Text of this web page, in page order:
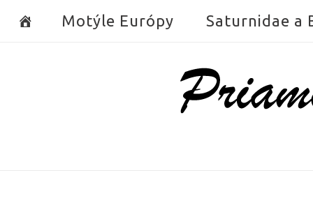
Motýle Európy Saturnidae a
Home